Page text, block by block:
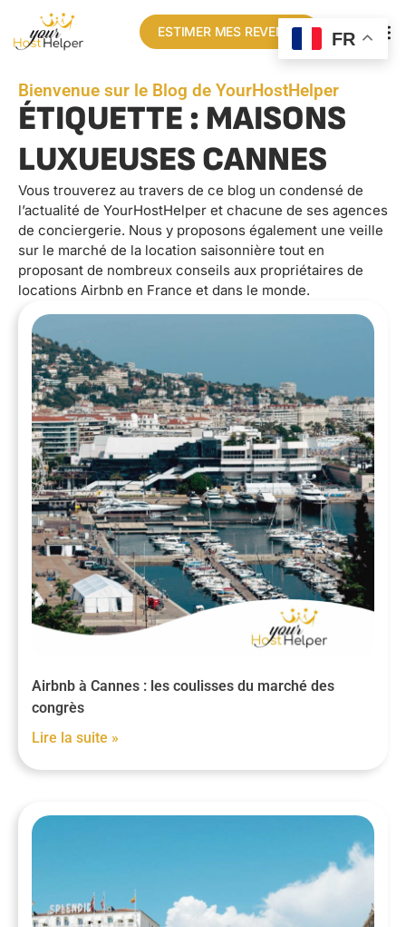
ESTIMER MES REVENUS
Bienvenue sur le Blog de YourHostHelper
ÉTIQUETTE : MAISONS
LUXUEUSES CANNES
Vous trouverez au travers de ce blog un condensé de
l’actualité de YourHostHelper et chacune de ses agences
de conciergerie. Nous y proposons également une veille
sur le marché de la location saisonnière tout en
proposant de nombreux conseils aux propriétaires de
locations Airbnb en France et dans le monde.
Airbnb à Cannes : les coulisses du marché des
congrès
Lire la suite »
FR